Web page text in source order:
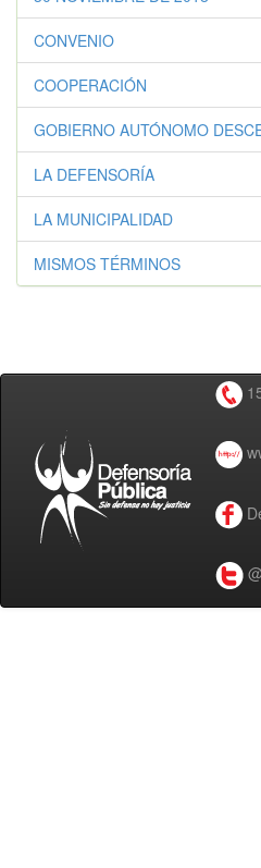
CONVENIO
COOPERACIÓN
GOBIERNO AUTÓNOMO
LA DEFENSORÍA
LA MUNICIPALIDAD
MISMOS TÉRMINOS